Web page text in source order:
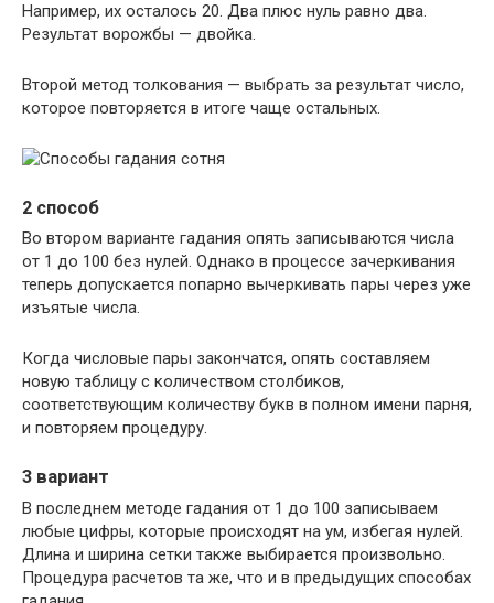
Например, их осталось 20. Два плюс нуль равно два.
Результат ворожбы — двойка.
Второй метод толкования — выбрать за результат число,
которое повторяется в итоге чаще остальных.
2 способ
Во втором варианте гадания опять записываются числа
от 1 до 100 без нулей. Однако в процессе зачеркивания
теперь допускается попарно вычеркивать пары через уже
изъятые числа.
Когда числовые пары закончатся, опять составляем
новую таблицу с количеством столбиков,
соответствующим количеству букв в полном имени парня,
и повторяем процедуру.
3 вариант
В последнем методе гадания от 1 до 100 записываем
любые цифры, которые происходят на ум, избегая нулей.
Длина и ширина сетки также выбирается произвольно.
Процедура расчетов та же, что и в предыдущих способах